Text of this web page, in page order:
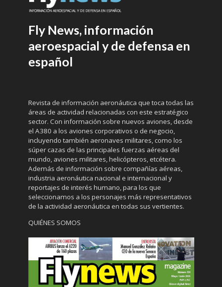
Fly News, información
aeroespacial y de defensa en
español
Revista de información aeronáutica que toca todas las
áreas de actividad relacionadas con este estratégico
sector. Con información sobre nuevos aviones, desde
el A380 a los aviones corporativos o de negocio,
incluyendo también aeronaves militares, como los
súper cazas de las principales fuerzas aéreas del
mundo, aviones militares, helicópteros, etcétera.
Además de información sobre compañías aéreas,
industria aeronáutica nacional e internacional y
reportajes de interés humano, para los que
seleccionamos a los personajes más representativos
de la actividad aeronáutica en todas sus vertientes.
QUIÉNES SOMOS